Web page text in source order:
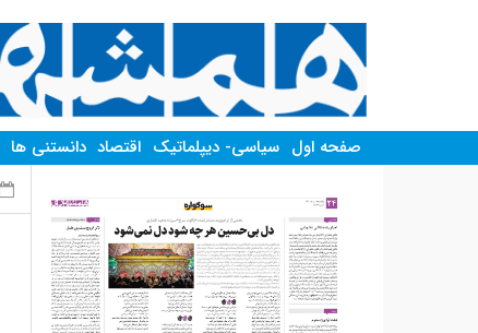
صفحه اول سیاسی- دیپلماتیک اقتصاد دانستنی ها